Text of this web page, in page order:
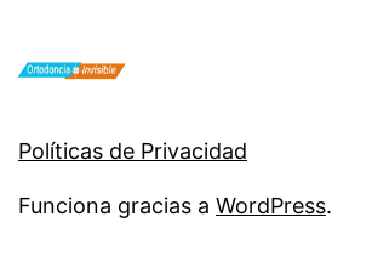
Políticas de Privacidad
Funciona gracias a WordPress.